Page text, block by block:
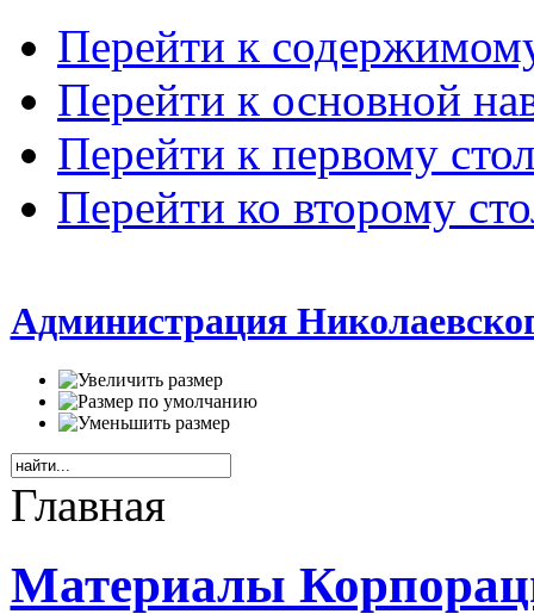
Перейти к
Перейти к основной
Перейти к первому
Перейти ко второму
Администрация
Главная
Материалы